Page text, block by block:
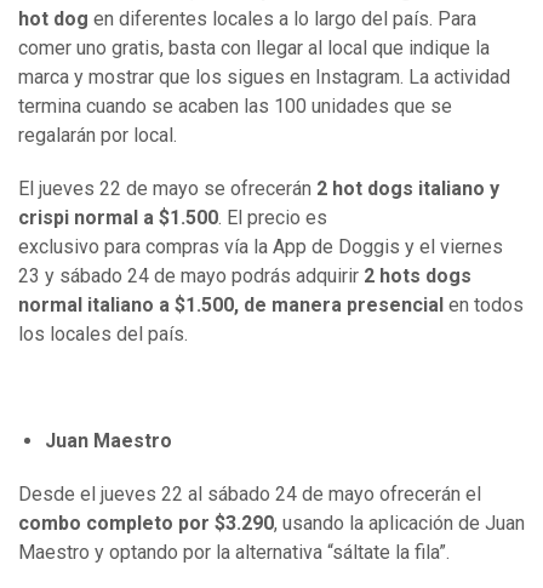
hot dog en diferentes locales a lo largo del país. Para
comer uno gratis, basta con llegar al local que indique la
marca y mostrar que los sigues en Instagram. La actividad
termina cuando se acaben las 100 unidades que se
regalarán por local.
El jueves 22 de mayo se ofrecerán 2 hot dogs italiano y
crispi normal a $1.500. El precio es
exclusivo para compras vía la App de Doggis y el viernes
23 y sábado 24 de mayo podrás adquirir 2 hots dogs
normal italiano a $1.500, de manera presencial en todos
los locales del país.
Juan Maestro
Desde el jueves 22 al sábado 24 de mayo ofrecerán el
combo completo por $3.290, usando la aplicación de Juan
Maestro y optando por la alternativa “sáltate la fila”.